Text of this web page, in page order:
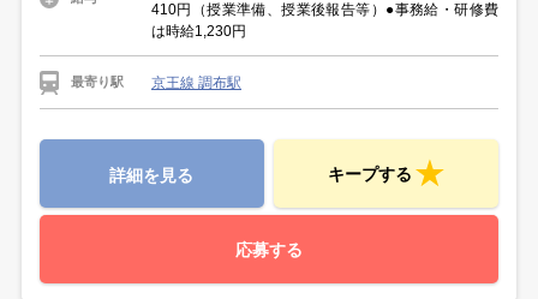
410円（授業準備、授業後報告等）●事務給・研修費
は時給1,230円
最寄り駅 京王線 調布駅
詳細を見る キープする
応募する